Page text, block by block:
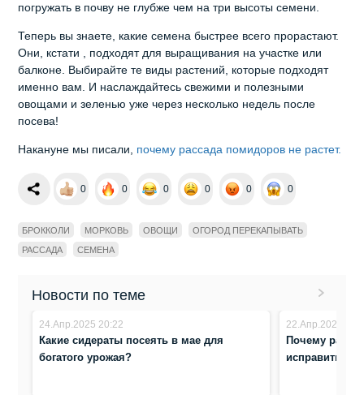
погружать в почву не глубже чем на три высоты семени.
Теперь вы знаете, какие семена быстрее всего прорастают.
Они, кстати , подходят для выращивания на участке или
балконе. Выбирайте те виды растений, которые подходят
именно вам. И наслаждайтесь свежими и полезными
овощами и зеленью уже через несколько недель после
посева!
Накануне мы писали, почему рассада помидоров не растет.
0 0 0 0 0 0
БРОККОЛИ МОРКОВЬ ОВОЩИ
ОГОРОД ПЕРЕКАПЫВАТЬ
РАССАДА
СЕМЕНА
Новости по теме
24.Апр.2025 20:22
Какие сидераты посеять в мае для
богатого урожая?
22.Апр.2025
Почему
исправить?